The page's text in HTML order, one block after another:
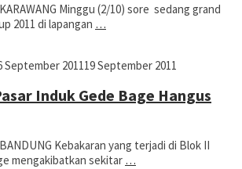
Minggu (2/10) sore sedang grand
2011 di lapangan …
September 201119 September 2011
Induk Gede Bage Hangus
Kebakaran yang terjadi di Blok II
mengakibatkan sekitar …